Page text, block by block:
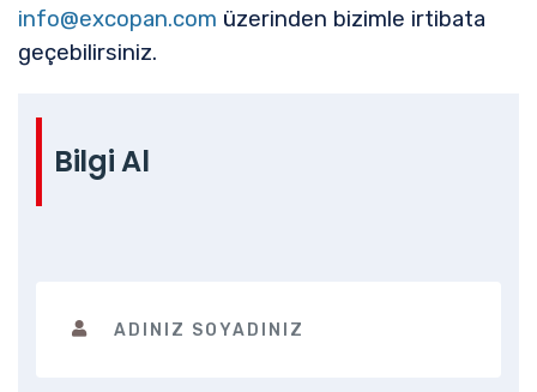
info@excopan.com üzerinden bizimle irtibata
geçebilirsiniz.
Bilgi Al